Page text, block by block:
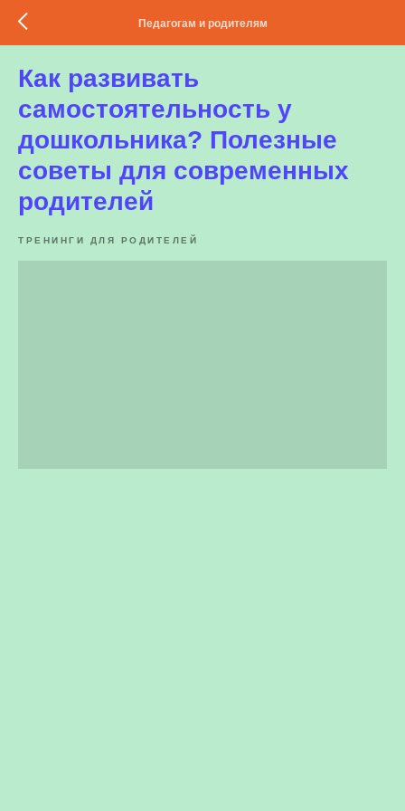
Педагогам и родителям
Как развивать
самостоятельность у
дошкольника? Полезные
советы для современных
родителей
ТРЕНИНГИ ДЛЯ РОДИТЕЛЕЙ